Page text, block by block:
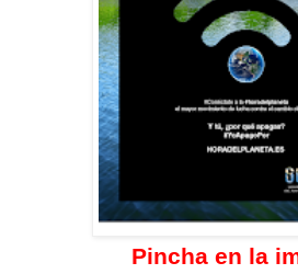
Pincha en la